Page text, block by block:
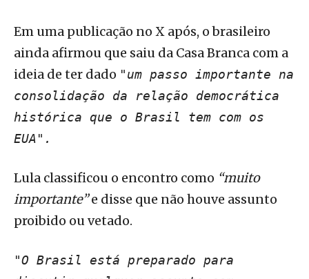
Em uma publicação no X após, o brasileiro
ainda afirmou que saiu da Casa Branca com a
ideia de ter dado "um passo importante na
consolidação da relação democrática
histórica que o Brasil tem com os
EUA".
Lula classificou o encontro como “muito
importante”e disse que não houve assunto
proibido ou vetado.
"O Brasil está preparado para